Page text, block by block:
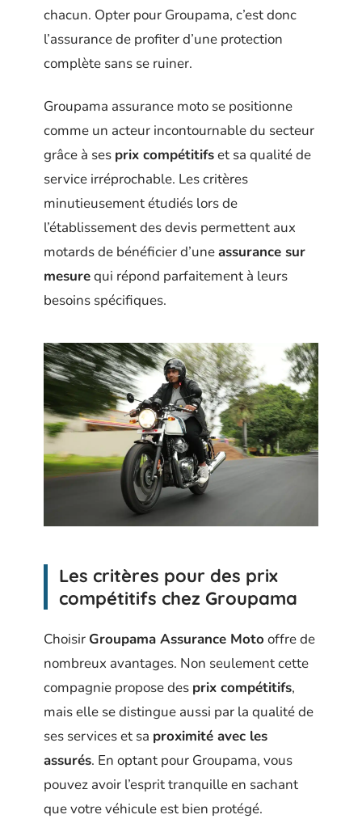
chacun. Opter pour Groupama, c’est donc
l’assurance de profiter d’une protection
complète sans se ruiner.
Groupama assurance moto se positionne
comme un acteur incontournable du secteur
grâce à ses prix compétitifset sa qualité de
service irréprochable. Les critères
minutieusement étudiés lors de
l’établissement des devis permettent aux
motards de bénéficier d’uneassurance sur
mesurequi répond parfaitement à leurs
besoins spécifiques.
Les critères pour des prix
compétitifs chez Groupama
Choisir Groupama Assurance Moto offre de
nombreux avantages. Non seulement cette
compagnie propose des prix compétitifs,
mais elle se distingue aussi par la qualité de
ses services et sa proximité avec les
assurés. En optant pour Groupama, vous
pouvez avoir l’esprit tranquille en sachant
que votre véhicule est bien protégé.